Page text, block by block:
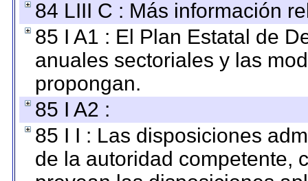
84 LIII C : Más información
85 I A1 : El Plan Estatal de
anuales sectoriales y las
propongan.
85 I A2 :
85 I I : Las disposiciones
de la autoridad competente,